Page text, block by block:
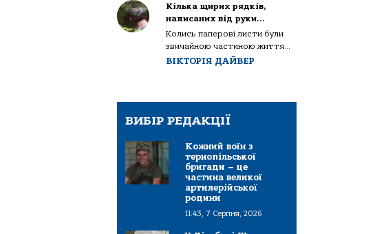
Кілька щирих рядків,
написаних від руки…
Колись паперові листи були
звичайною частиною життя...
ВІКТОРІЯ ДАЙВЕР
ВИБІР РЕДАКЦІЇ
Кожний воїн з
тернопільської
бригади – це
частина великої
артилерійської
родини
11:43, 7 Серпня, 2026